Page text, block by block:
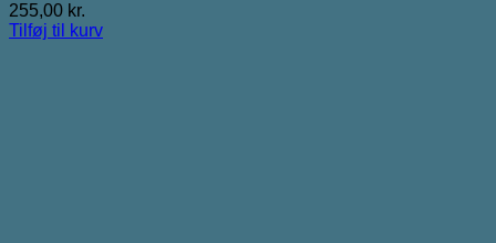
255,00 kr.
Tilføj til kurv